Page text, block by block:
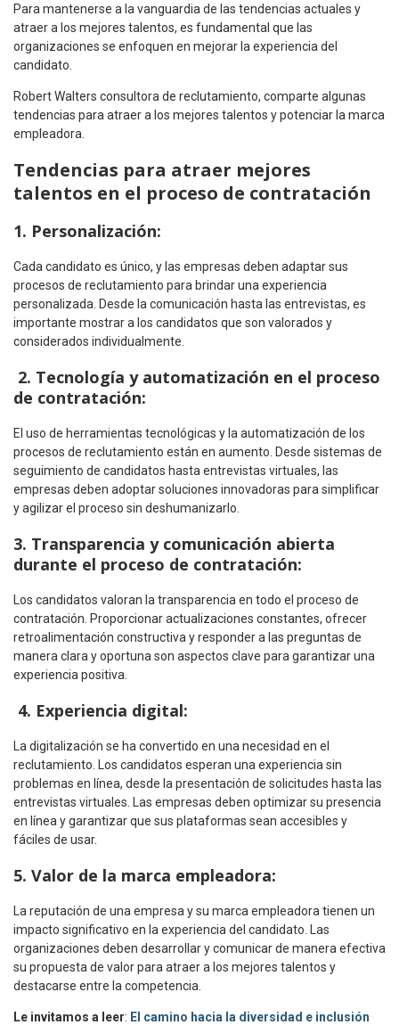
Para mantenerse a la vanguardia de las tendencias actuales y
atraer a los mejores talentos, es fundamental que las
organizaciones se enfoquen en mejorar la experiencia del
candidato.
Robert Walters consultora de reclutamiento, comparte algunas
tendencias para atraer a los mejores talentos y potenciar la marca
empleadora.
Tendencias para atraer mejores
talentos en el proceso de contratación
1. Personalización:
Cada candidato es único, y las empresas deben adaptar sus
procesos de reclutamiento para brindar una experiencia
personalizada. Desde la comunicación hasta las entrevistas, es
importante mostrar a los candidatos que son valorados y
considerados individualmente.
2. Tecnología y automatización en el proceso
de contratación:
El uso de herramientas tecnológicas y la automatización de los
procesos de reclutamiento están en aumento. Desde sistemas de
seguimiento de candidatos hasta entrevistas virtuales, las
empresas deben adoptar soluciones innovadoras para simplificar
y agilizar el proceso sin deshumanizarlo.
3. Transparencia y comunicación abierta
durante el proceso de contratación:
Los candidatos valoran la transparencia en todo el proceso de
contratación. Proporcionar actualizaciones constantes, ofrecer
retroalimentación constructiva y responder a las preguntas de
manera clara y oportuna son aspectos clave para garantizar una
experiencia positiva.
4. Experiencia digital:
La digitalización se ha convertido en una necesidad en el
reclutamiento. Los candidatos esperan una experiencia sin
problemas en línea, desde la presentación de solicitudes hasta las
entrevistas virtuales. Las empresas deben optimizar su presencia
en línea y garantizar que sus plataformas sean accesibles y
fáciles de usar.
5. Valor de la marca empleadora:
La reputación de una empresa y su marca empleadora tienen un
impacto significativo en la experiencia del candidato. Las
organizaciones deben desarrollar y comunicar de manera efectiva
su propuesta de valor para atraer a los mejores talentos y
destacarse entre la competencia.
Le invitamos a leer: El camino hacia la diversidad e inclusión